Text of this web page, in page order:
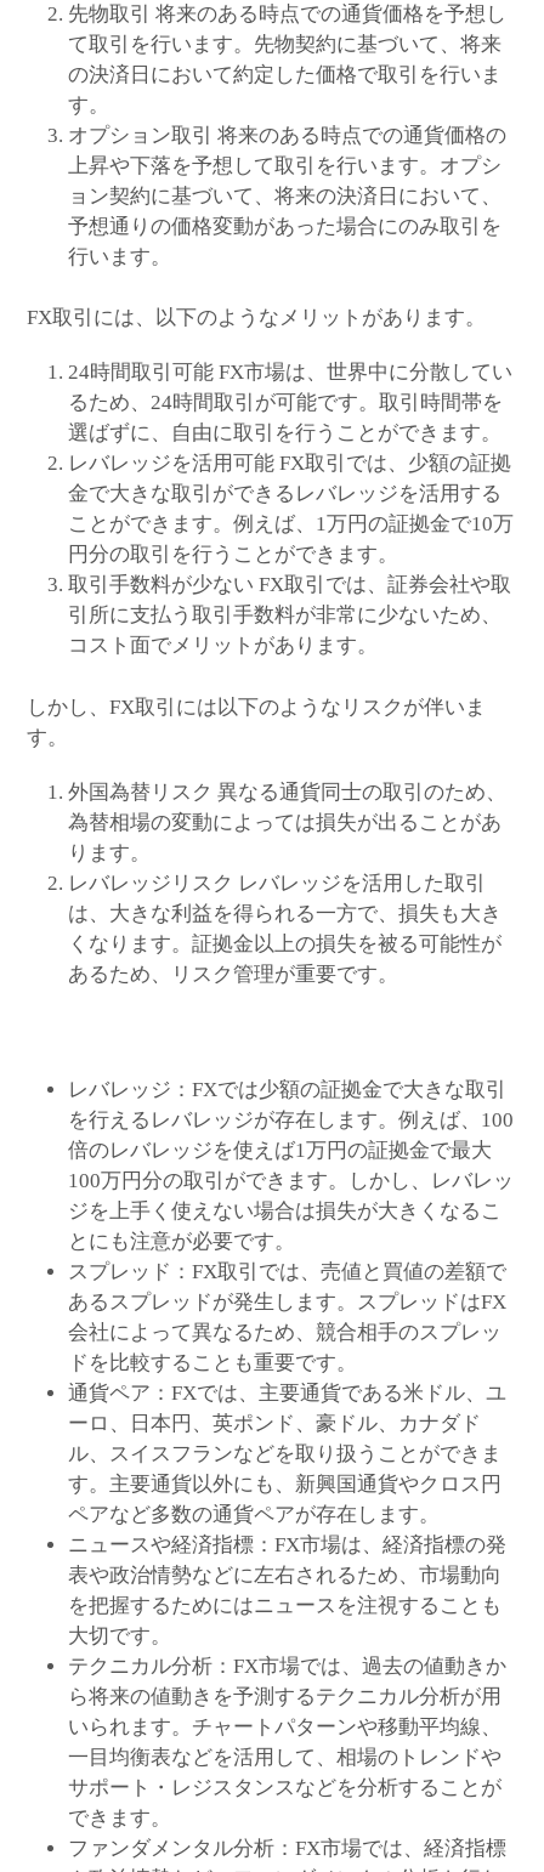
先物取引 将来のある時点での通貨価格を予想し
て取引を行います。先物契約に基づいて、将来
の決済日において約定した価格で取引を行いま
す。
オプション取引 将来のある時点での通貨価格の
上昇や下落を予想して取引を行います。オプシ
ョン契約に基づいて、将来の決済日において、
予想通りの価格変動があった場合にのみ取引を
行います。
FX取引には、以下のようなメリットがあります。
24時間取引可能 FX市場は、世界中に分散してい
るため、24時間取引が可能です。取引時間帯を
選ばずに、自由に取引を行うことができます。
レバレッジを活用可能 FX取引では、少額の証拠
金で大きな取引ができるレバレッジを活用する
ことができます。例えば、1万円の証拠金で10万
円分の取引を行うことができます。
取引手数料が少ない FX取引では、証券会社や取
引所に支払う取引手数料が非常に少ないため、
コスト面でメリットがあります。
しかし、FX取引には以下のようなリスクが伴いま
す。
外国為替リスク 異なる通貨同士の取引のため、
為替相場の変動によっては損失が出ることがあ
ります。
レバレッジリスク レバレッジを活用した取引
は、大きな利益を得られる一方で、損失も大き
くなります。証拠金以上の損失を被る可能性が
あるため、リスク管理が重要です。
レバレッジ：FXでは少額の証拠金で大きな取引
を行えるレバレッジが存在します。例えば、100
倍のレバレッジを使えば1万円の証拠金で最大
100万円分の取引ができます。しかし、レバレッ
ジを上手く使えない場合は損失が大きくなるこ
とにも注意が必要です。
スプレッド：FX取引では、売値と買値の差額で
あるスプレッドが発生します。スプレッドはFX
会社によって異なるため、競合相手のスプレッ
ドを比較することも重要です。
通貨ペア：FXでは、主要通貨である米ドル、ユ
ーロ、日本円、英ポンド、豪ドル、カナダド
ル、スイスフランなどを取り扱うことができま
す。主要通貨以外にも、新興国通貨やクロス円
ペアなど多数の通貨ペアが存在します。
ニュースや経済指標：FX市場は、経済指標の発
表や政治情勢などに左右されるため、市場動向
を把握するためにはニュースを注視することも
大切です。
テクニカル分析：FX市場では、過去の値動きか
ら将来の値動きを予測するテクニカル分析が用
いられます。チャートパターンや移動平均線、
一目均衡表などを活用して、相場のトレンドや
サポート・レジスタンスなどを分析することが
できます。
ファンダメンタル分析：FX市場では、経済指標